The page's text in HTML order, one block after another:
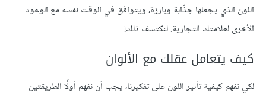
اللون الذي يجعلها جذّابة وبارزة، ويتوافق في الوقت نفسه مع الوعود
الأخرى لعلامتك التجارية. لنكتشف ذلك!
كيف يتعامل عقلك مع الألوان
لكي نفهم كيفية تأثير اللون على تفكيرنا، يجب أن نفهم أولًا الطريقتين